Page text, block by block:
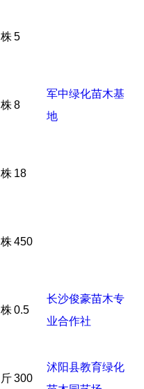
军中绿化苗木基
地
株5
株8
株 18
株450
株0.5
长沙俊豪苗木专
业合作社
斤300
沭阳县教育绿化